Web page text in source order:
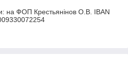
на ФОП Крестьянінов О.В. IBAN